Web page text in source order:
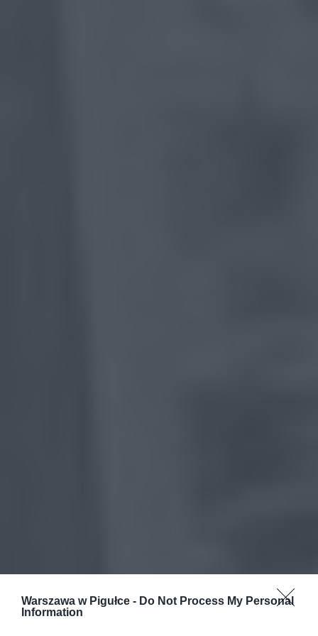
Warszawa w Pigułce - Do Not Process My Personal
Information